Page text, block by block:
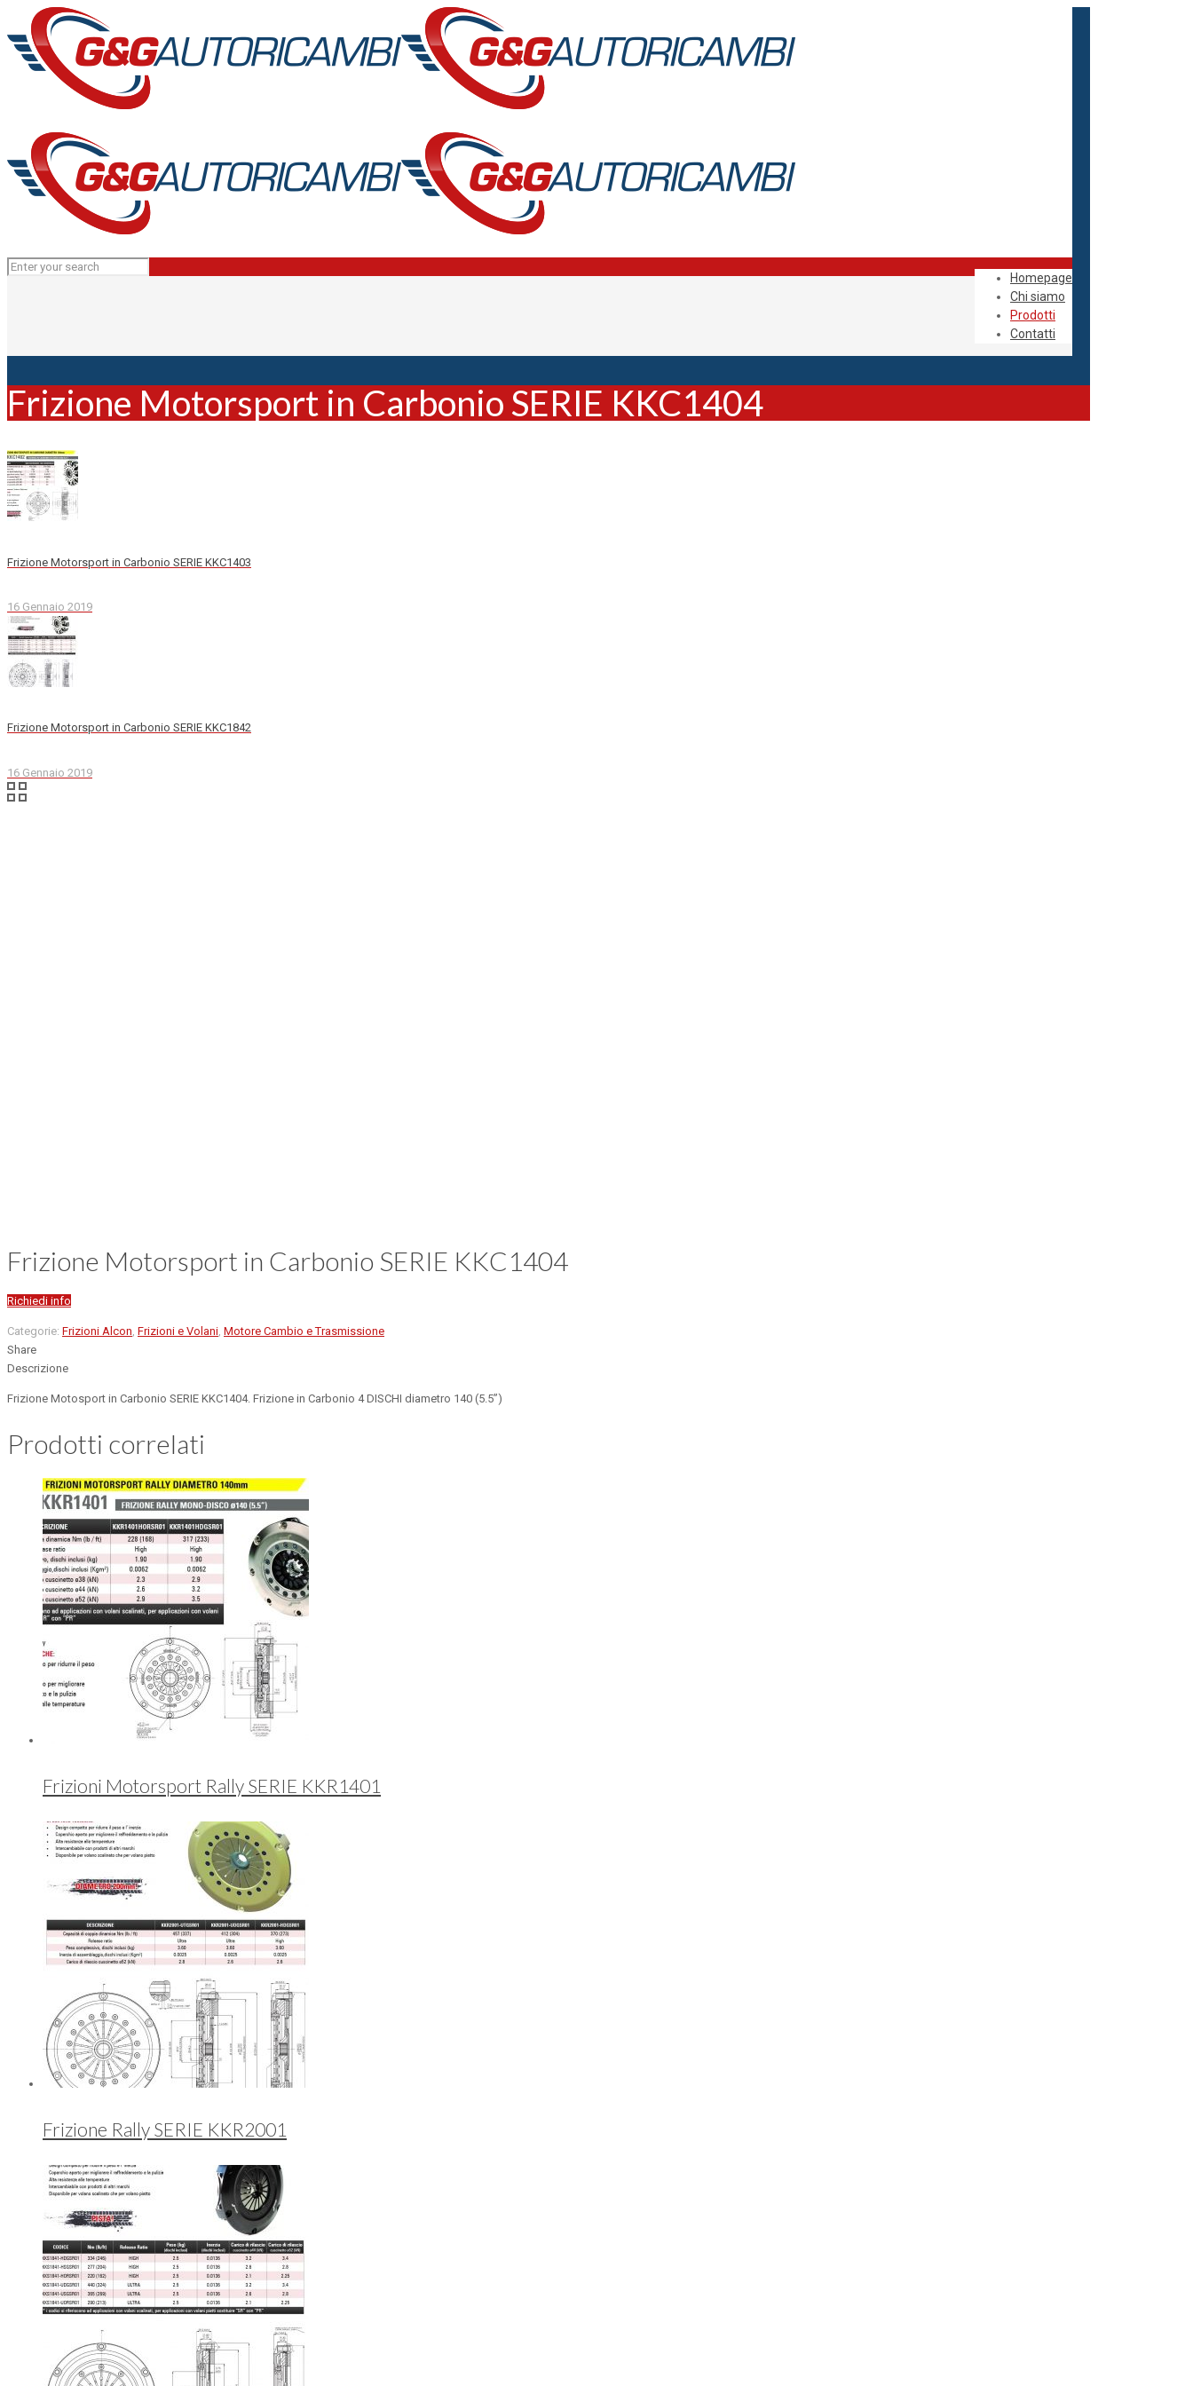
Homepage
Chi siamo
Prodotti
Contatti
Frizione Motorsport in Carbonio SERIE KKC1404
Frizione Motorsport in Carbonio SERIE KKC1403
16 Gennaio 2019
Frizione Motorsport in Carbonio SERIE KKC1842
16 Gennaio 2019
Frizione Motorsport in Carbonio SERIE KKC1404
Richiedi info
Categorie: Frizioni Alcon Frizioni e Volani Motore Cambio e Trasmissione
Share
Descrizione
Frizione Motosport in Carbonio SERIE KKC1404. Frizione in Carbonio 4 DISCHI diametro 140 (5.5”)
Prodotti correlati
Frizioni Motorsport Rally SERIE KKR1401
Frizione Rally SERIE KKR2001